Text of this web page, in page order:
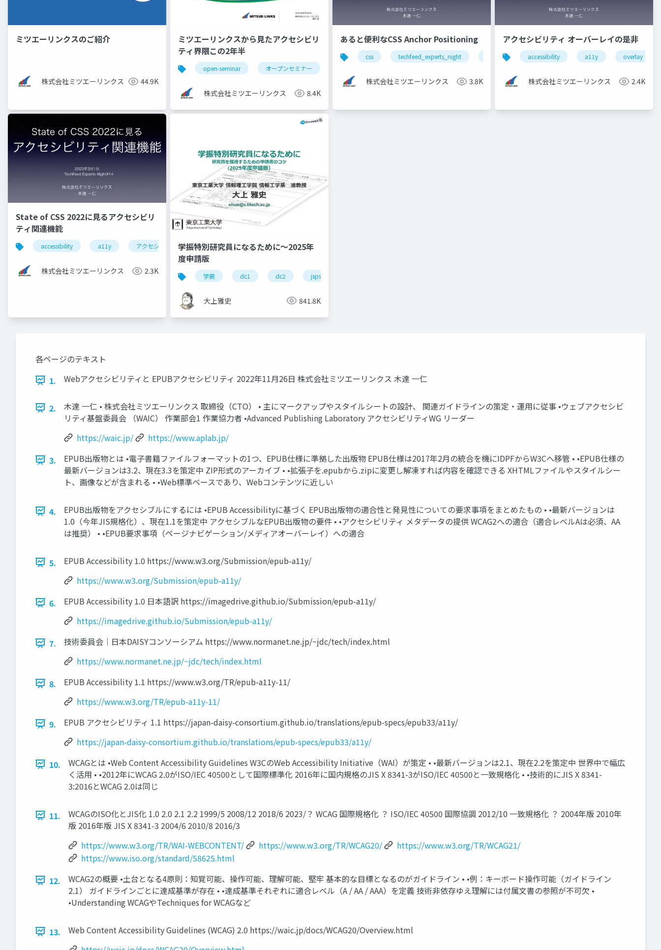
ミツエーリンクスのご紹介
株式会社ミツエーリンクス 44.9K
ミツエーリンクスから見たアクセシビリ
ティ界隈この2年半
open-seminar オープンセミナー
株式会社ミツエーリンクス 8.4K
あると便利なCSS Anchor Positioning
css techfeed_experts_night techfeed
株式会社ミツエーリンクス 3.8K
アクセシビリティ オーバーレイの是非
accessibility a11y overlay
株式会社ミツエーリンクス 2.4K
State of CSS 2022に見るアクセシビリ
ティ関連機能
accessibility a11y アクセシビリティ css techfeed techfeed_experts_night
株式会社ミツエーリンクス 2.3K
学振特別研究員になるために～2025年
度申請版
学振 dc1 dc2 jsps
大上雅史 841.8K
各ページのテキスト
1.
Webアクセシビリティと EPUBアクセシビリティ 2022年11月26日 株式会社ミツエーリンクス 木達 一仁
2.
木達 一仁 • 株式会社ミツエーリンクス 取締役（CTO） • 主にマークアップやスタイルシートの設計、 関連ガイドラインの策定・運用に従事 •ウェブアクセシビ
リティ基盤委員会 （WAIC） 作業部会1 作業協力者 •Advanced Publishing Laboratory アクセシビリティWG リーダー
https://waic.jp/
https://www.aplab.jp/
3.
EPUB出版物とは •電子書籍ファイルフォーマットの1つ、EPUB仕様に準拠した出版物 EPUB仕様は2017年2月の統合を機にIDPFからW3Cへ移管 • •EPUB仕様の
最新バージョンは3.2、現在3.3を策定中 ZIP形式のアーカイブ • •拡張子を.epubから.zipに変更し解凍すれば内容を確認できる XHTMLファイルやスタイルシー
ト、画像などが含まれる • •Web標準ベースであり、Webコンテンツに近しい
4.
EPUB出版物をアクセシブルにするには •EPUB Accessibilityに基づく EPUB出版物の適合性と発見性についての要求事項をまとめたもの • •最新バージョンは
1.0（今年JIS規格化）、現在1.1を策定中 アクセシブルなEPUB出版物の要件 • •アクセシビリティ メタデータの提供 WCAG2への適合（適合レベルAは必須、AA
は推奨） • •EPUB要求事項（ページナビゲーション/メディアオーバーレイ）への適合
5.
EPUB Accessibility 1.0 https://www.w3.org/Submission/epub-a11y/
https://www.w3.org/Submission/epub-a11y/
6.
EPUB Accessibility 1.0 日本語訳 https://imagedrive.github.io/Submission/epub-a11y/
https://imagedrive.github.io/Submission/epub-a11y/
7.
技術委員会｜日本DAISYコンソーシアム https://www.normanet.ne.jp/~jdc/tech/index.html
https://www.normanet.ne.jp/~jdc/tech/index.html
8.
EPUB Accessibility 1.1 https://www.w3.org/TR/epub-a11y-11/
https://www.w3.org/TR/epub-a11y-11/
9.
EPUB アクセシビリティ 1.1 https://japan-daisy-consortium.github.io/translations/epub-specs/epub33/a11y/
https://japan-daisy-consortium.github.io/translations/epub-specs/epub33/a11y/
10.
WCAGとは •Web Content Accessibility Guidelines W3CのWeb Accessibility Initiative（WAI）が策定 • •最新バージョンは2.1、現在2.2を策定中 世界中で幅広
く活用 • •2012年にWCAG 2.0がISO/IEC 40500として国際標準化 2016年に国内規格のJIS X 8341-3がISO/IEC 40500と一致規格化 • •技術的にJIS X 8341-
3:2016とWCAG 2.0は同じ
11.
WCAGのISO化とJIS化 1.0 2.0 2.1 2.2 1999/5 2008/12 2018/6 2023/？ WCAG 国際規格化 ？ ISO/IEC 40500 国際協調 2012/10 一致規格化 ？ 2004年版 2010年
版 2016年版 JIS X 8341-3 2004/6 2010/8 2016/3
https://www.w3.org/TR/WAI-WEBCONTENT/
https://www.w3.org/TR/WCAG20/
https://www.w3.org/TR/WCAG21/
https://www.iso.org/standard/58625.html
12.
WCAG2の概要 •土台となる4原則：知覚可能、操作可能、理解可能、堅牢 基本的な目標となるのがガイドライン • •例：キーボード操作可能（ガイドライン
2.1） ガイドラインごとに達成基準が存在 • •達成基準それぞれに適合レベル（A / AA / AAA）を定義 技術非依存ゆえ理解には付属文書の参照が不可欠 •
•Understanding WCAGやTechniques for WCAGなど
13.
Web Content Accessibility Guidelines (WCAG) 2.0 https://waic.jp/docs/WCAG20/Overview.html